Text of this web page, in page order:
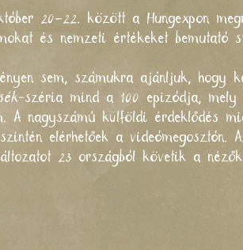
20–22. között a Hungexpon
és nemzeti értékeket bemutató
sem, számukra ajánljuk, hogy
-széria mind a 100 epizódja, mely
A nagyszámú külföldi érdeklődés
elérhetőek a videómegosztón.
23 országból követik a